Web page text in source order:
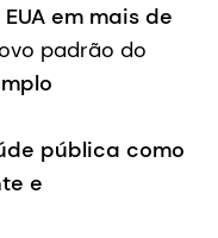
em mais de
padrão do
pública como
e